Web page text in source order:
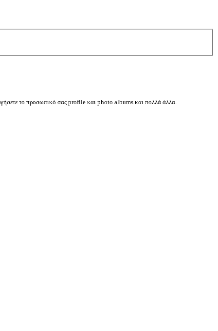
το προσωπικό σας profile και photo albums και πολλά άλλα.